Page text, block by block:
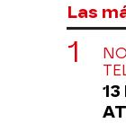
Las
13